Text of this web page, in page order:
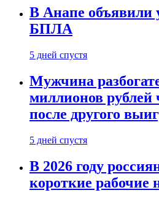
В Анапе объявили
БПЛА
5 дней спустя
Мужчина
миллионов рублей
после другого
5 дней спустя
В 2026 году
короткие рабочие